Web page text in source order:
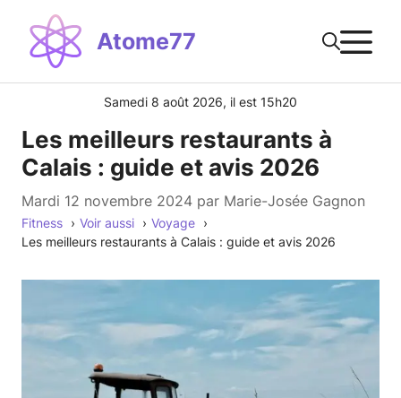
contenu
Atome77
Samedi 8 août 2026, il est 15h20
Les meilleurs restaurants à
Calais : guide et avis 2026
mardi 12 novembre 2024 par Marie-Josée Gagnon
Fitness Voir aussi
Voyage
Les meilleurs restaurants à Calais : guide et avis 2026